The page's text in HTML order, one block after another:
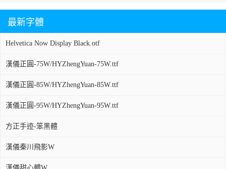
最新字體
Helvetica Now Display Black.otf
漢儀正圓-75W/HYZhengYuan-75W.ttf
漢儀正圓-85W/HYZhengYuan-85W.ttf
漢儀正圓-95W/HYZhengYuan-95W.ttf
方正手迹-笨黑體
漢儀秦川飛影W